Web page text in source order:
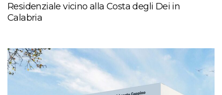
Residenziale vicino alla Costa degli Dei in
Calabria